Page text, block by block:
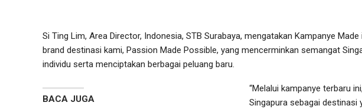
Si Ting Lim, Area Director, Indonesia, STB Surabaya, mengatakan Kampanye
brand destinasi kami, Passion Made Possible, yang mencerminkan semangat
individu serta menciptakan berbagai peluang baru.
BACA JUGA
“Melalui kampanye terbaru
Singapura sebagai destinasi